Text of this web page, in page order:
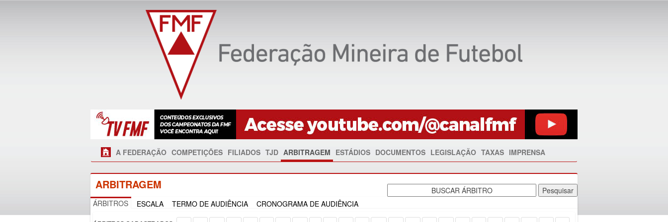
A FEDERAÇÃO COMPETIÇÕES FILIADOS TJD ARBITRAGEM ESTÁDIOS DOCUMENTOS LEGISLAÇÃO TAXAS IMPRENSA
ARBITRAGEM
ÁRBITROS ESCALA TERMO DE AUDIÊNCIA CRONOGRAMA DE AUDIÊNCIA